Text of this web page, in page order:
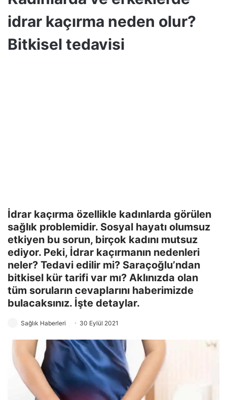
idrar kaçırma neden olur?
Bitkisel tedavisi
İdrar kaçırma özellikle kadınlarda görülen
sağlık problemidir. Sosyal hayatı olumsuz
etkiyen bu sorun, birçok kadını mutsuz
ediyor. Peki, İdrar kaçırmanın nedenleri
neler? Tedavi edilir mi? Saraçoğlu’ndan
bitkisel kür tarifi var mı? Aklınızda olan
tüm soruların cevaplarını haberimizde
bulacaksınız. İşte detaylar.
Sağlık Haberleri 30 Eylül 2021